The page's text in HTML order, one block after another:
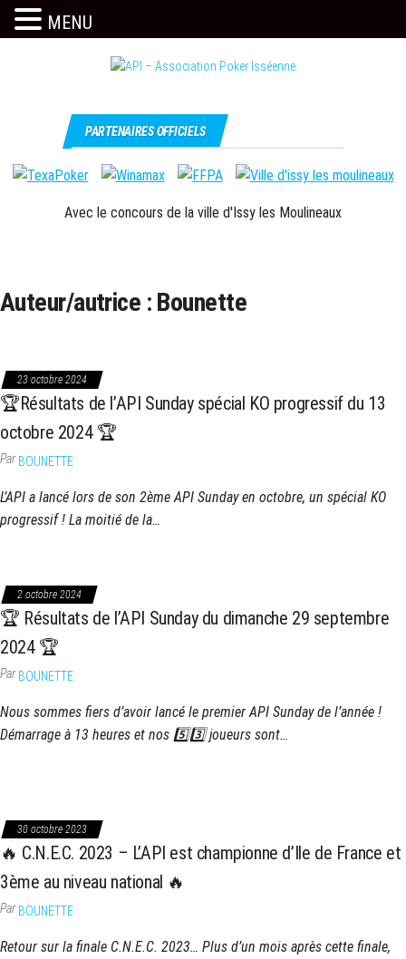
Association
Isséenne
c'est
l'API
PARTENAIRES OFFICIELS
Avec le concours de la ville d'Issy les Moulineaux
Auteur/autrice : Bounette
23 octobre 2024
🏆Résultats de l’API Sunday spécial KO progressif du 13
octobre 2024 🏆
ParBOUNETTE
L’API a lancé lors de son 2ème API Sunday en octobre, un spécial KO
progressif ! La moitié de la…
2 octobre 2024
🏆 Résultats de l’API Sunday du dimanche 29 septembre
2024 🏆
ParBOUNETTE
Nous sommes fiers d’avoir lancé le premier API Sunday de l’année !
Démarrage à 13 heures et nos 5️⃣3️⃣ joueurs sont…
30 octobre 2023
🔥 C.N.E.C. 2023 – L’API est championne d’Ile de France et
3ème au niveau national 🔥
ParBOUNETTE
Retour sur la finale C.N.E.C. 2023… Plus d’un mois après cette finale,
MENU